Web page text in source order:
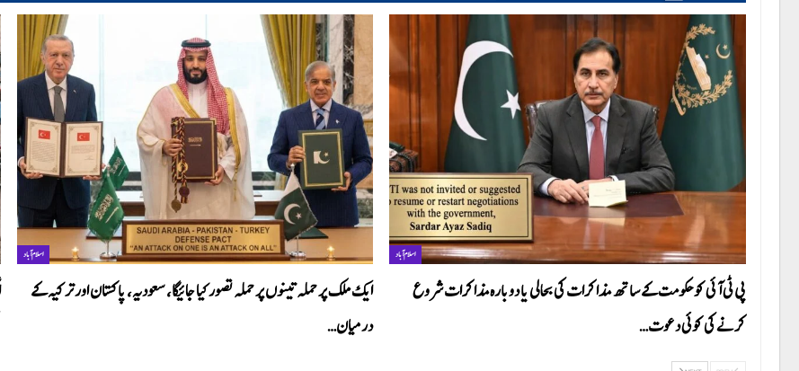
اسلام آباد
ایک ملک پر حملہ تینوں پر حملہ تصور کیا جائیگا، سعودیہ، پاکستان اور ترکیہ کے
درمیان…
اسلام آباد
پی ٹی آئی کو حکومت کے ساتھ مذاکرات کی بحالی یا دوبارہ مذاکرات شروع
کرنے کی کوئی دعوت…